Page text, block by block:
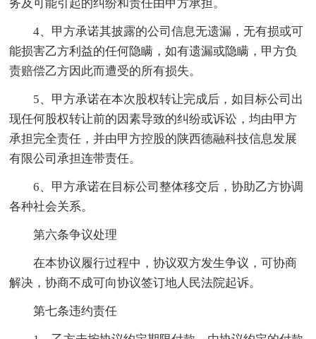
务及可能引起的纠纷和责任由甲方承担。
4、甲方承诺其披露的公司信息无遗漏，无有损或可
能损害乙方利益的任何隐瞒，如有遗漏或隐瞒，甲方负
责赔偿乙方因此而遭受的所有损失。
5、甲方承诺在本次股权转让完成后，如目标公司出
现任何股权转让前的因素导致的纠纷或诉讼，均由甲方
承担完全责任，并由甲方控股的陕西德融科技信息发展
有限公司承担连带责任。
6、甲方承诺在目标公司整体移交后，协助乙方协调
各种社会关系。
第六条争议处理
在本协议履行过程中，协议双方发生争议，可协商
解决，协商不成可向协议签订地人民法院起诉。
第七条违约责任